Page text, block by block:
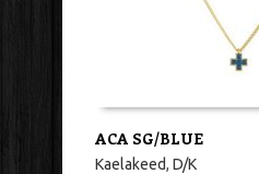
LISA KORVI
ACA SG/BLUE
Kaelakeed, D/K